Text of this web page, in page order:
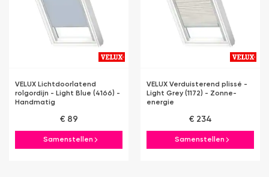
VELUX Lichtdoorlatend
rolgordijn - Light Blue (4166) -
Handmatig
€ 89
Samenstellen
VELUX Verduisterend plissé -
Light Grey (1172) - Zonne-
energie
€ 234
Samenstellen